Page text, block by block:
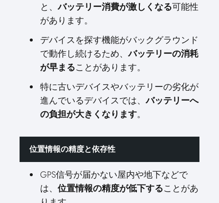
と、バッテリー消費が激しくなる可能性
があります。
デバイスを探す機能がバックグラウンド
で動作し続けるため、バッテリーの消耗
が早まることがあります。
特に古いデバイスやバッテリーの劣化が
進んでいるデバイスでは、バッテリーへ
の負担が大きくなります。
位置情報の精度と依存性
GPS信号が届かない屋内や地下などで
は、
位置情報の精度が低下することがあ